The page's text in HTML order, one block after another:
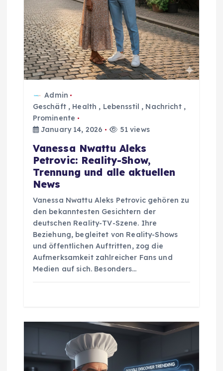
a
t
o
Admin
Geschäft, Health , Lebensstil , Nachricht,
Prominente
January 14, 2026
51 views
Vanessa Nwattu Aleks
Petrovic: Reality-Show,
Trennung und alle aktuellen
News
Vanessa Nwattu Aleks Petrovic gehören zu
den bekanntesten Gesichtern der
deutschen Reality-TV-Szene. Ihre
Beziehung, begleitet von Reality-Shows
und öffentlichen Auftritten, zog die
Aufmerksamkeit zahlreicher Fans und
Medien auf sich. Besonders…